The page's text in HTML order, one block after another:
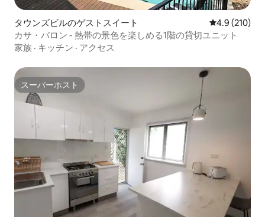
タウンズビルのゲストスイート レビュー210
4.9 (210)
カサ・バロン - 熱帯の景色を楽しめる1階の貸切ユニット
家族 · キッチン · アクセス
スーパーホスト
スーパーホスト